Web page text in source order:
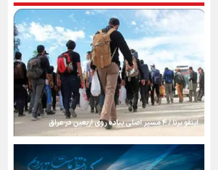
«هورامان»؛ میراثی که جهان را شیفته کرد
شکستگیِ بزرگ؛ روایتِ یک استخوان، یک نسل، یک توهم!
رسانه ملی و حق مردم برای شنیدن صدای رئیس‌جمهوری
روایت ایران از کنار مردم
اینفو برنا / ۴ مسیر اصلی پیاده روی اربعین در عراق